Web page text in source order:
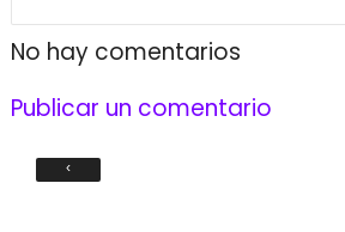
No hay comentarios
Publicar un comentario
‹